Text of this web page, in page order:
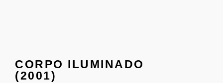
CORPO ILUMINADO
(2001)